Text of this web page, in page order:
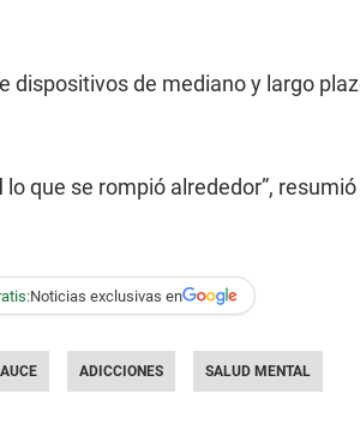
dispositivos de mediano y largo
lo que se rompió alrededor”,
Noticias exclusivas en
ADICCIONES SALUD MENTAL